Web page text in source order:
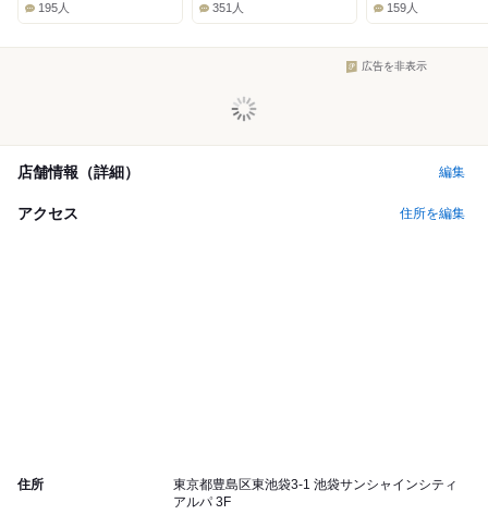
195人
351人
159人
広告を非表示
店舗情報（詳細） 編集
アクセス 住所を編集
住所
東京都豊島区東池袋3-1 池袋サンシャインシティ
アルパ 3F